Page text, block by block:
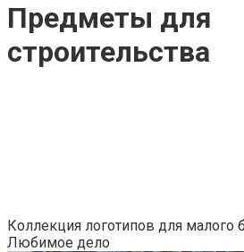
Предметы для
строительства
Коллекция логотипов для малого
Любимое дело